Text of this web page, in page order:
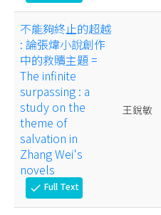
不能夠終止的超越
: 論張煒小說創作
中的救贖主題 =
The infinite
surpassing : a
study on the
theme of
salvation in
Zhang Wei's
novels
check Full Text
王銳敏